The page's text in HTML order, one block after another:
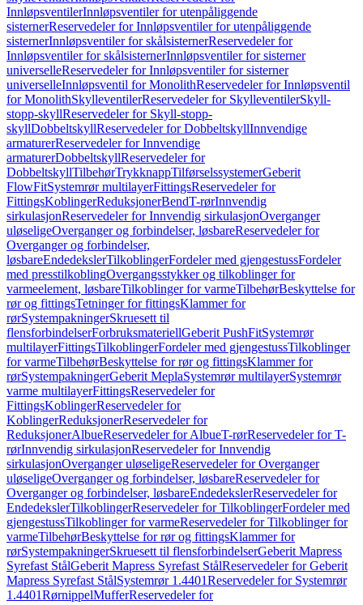
InnløpsventilerInnløpsventiler for utenpåliggende
sisternerReservedeler for Innløpsventiler for utenpåliggende
sisternerInnløpsventiler for skålsisternerReservedeler for
Innløpsventiler for skålsisternerInnløpsventiler for sisterner
universelleReservedeler for Innløpsventiler for sisterner
universelleInnløpsventil for MonolithReservedeler for Innløpsventil
for MonolithSkylleventilerReservedeler for SkylleventilerSkyll-
stopp-skyllReservedeler for Skyll-stopp-
skyllDobbeltskyllReservedeler for DobbeltskyllInnvendige
armaturerReservedeler for Innvendige
armaturerDobbeltskyllReservedeler for
DobbeltskyllTilbehørTrykknappTilførselssystemerGeberit
FlowFitSystemrør multilayerFittingsReservedeler for
FittingsKoblingerReduksjonerBendT-rørInnvendig
sirkulasjonReservedeler for Innvendig sirkulasjonOverganger
uløseligeOverganger og forbindelser, løsbareReservedeler for
Overganger og forbindelser,
løsbareEndedekslerTilkoblingerFordeler med gjengestussFordeler
med presstilkoblingOvergangsstykker og tilkoblinger for
varmeelement, løsbareTilkoblinger for varmeTilbehørBeskyttelse for
rør og fittingsTetninger for fittingsKlammer for
rørSystempakningerSkruesett til
flensforbindelserForbruksmateriellGeberit PushFitSystemrør
multilayerFittingsTilkoblingerFordeler med gjengestussTilkoblinger
for varmeTilbehørBeskyttelse for rør og fittingsKlammer for
rørSystempakningerGeberit MeplaSystemrør multilayerSystemrør
varme multilayerFittingsReservedeler for
FittingsKoblingerReservedeler for
KoblingerReduksjonerReservedeler for
ReduksjonerAlbueReservedeler for AlbueT-rørReservedeler for T-
rørInnvendig sirkulasjonReservedeler for Innvendig
sirkulasjonOverganger uløseligeReservedeler for Overganger
uløseligeOverganger og forbindelser, løsbareReservedeler for
Overganger og forbindelser, løsbareEndedekslerReservedeler for
EndedekslerTilkoblingerReservedeler for TilkoblingerFordeler med
gjengestussTilkoblinger for varmeReservedeler for Tilkoblinger for
varmeTilbehørBeskyttelse for rør og fittingsKlammer for
rørSystempakningerSkruesett til flensforbindelserGeberit Mapress
Syrefast StålGeberit Mapress Syrefast StålReservedeler for Geberit
Mapress Syrefast StålSystemrør 1.4401Reservedeler for Systemrør
1.4401RørnippelMufferReservedeler for